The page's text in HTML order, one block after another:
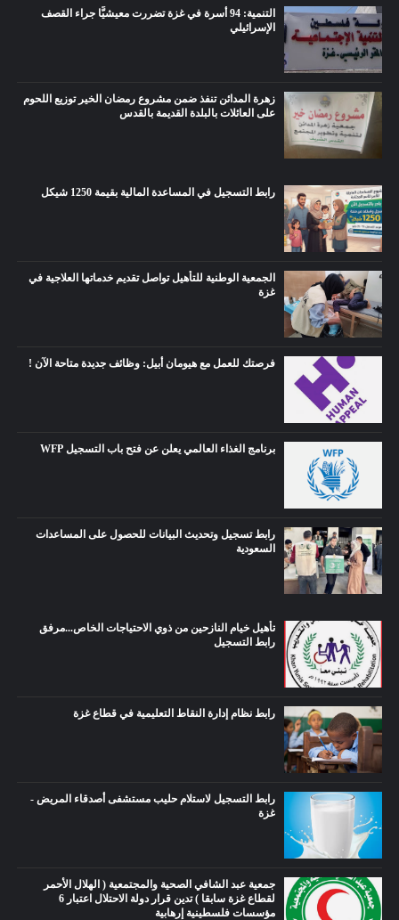
التنمية: 94 أسرة في غزة تضررت معيشيًّا جراء القصف
الإسرائيلي
زهرة المدائن تنفذ ضمن مشروع رمضان الخير توزيع اللحوم
على العائلات بالبلدة القديمة بالقدس
رابط التسجيل في المساعدة المالية بقيمة 1250 شيكل
الجمعية الوطنية للتأهيل تواصل تقديم خدماتها العلاجية في
غزة
فرصتك للعمل مع هيومان أبيل: وظائف جديدة متاحة الآن !
برنامج الغذاء العالمي يعلن عن فتح باب التسجيل WFP
رابط تسجيل وتحديث البيانات للحصول على المساعدات
السعودية
تأهيل خيام النازحين من ذوي الاحتياجات الخاص...مرفق
رابط التسجيل
رابط نظام إدارة النقاط التعليمية في قطاع غزة
رابط التسجيل لاستلام حليب مستشفى أصدقاء المريض -
غزة
جمعية عبد الشافي الصحية والمجتمعية ( الهلال الأحمر
لقطاع غزة سابقا ) تدين قرار دولة الاحتلال اعتبار 6
مؤسسات فلسطينية إرهابية